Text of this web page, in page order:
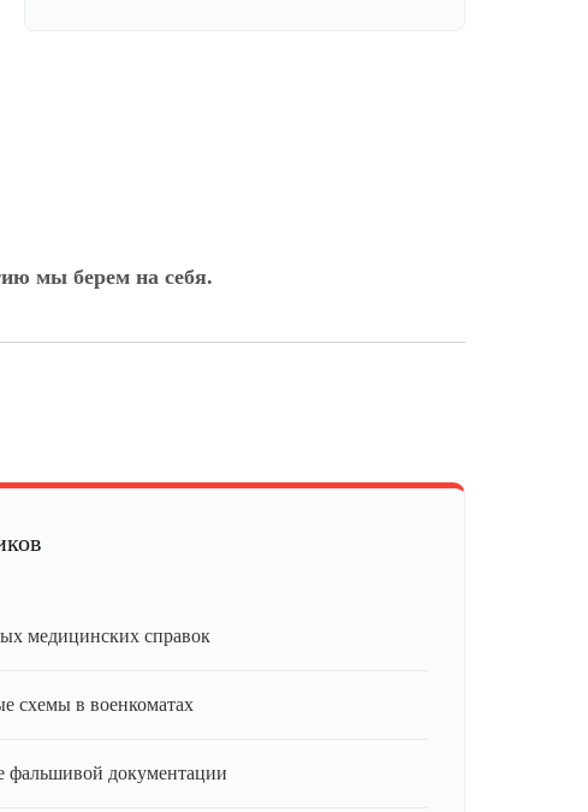
мы берем на себя.
медицинских справок
схемы в военкоматах
фальшивой документации